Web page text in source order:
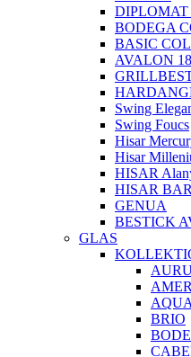
BODEGA
BASIC
AVALON
Swing
Swing Foucs
Hisar
Hisar
HISAR
HISAR
GENUA
BESTICK
GLAS
BRIO